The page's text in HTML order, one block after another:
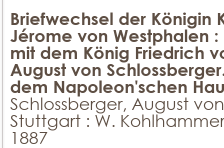
Briefwechsel der Königin
Jérome von Westphalen
mit dem König Friedrich
August von
dem Napoleon'schen
Schlossberger, August von
Stuttgart : W.
1887